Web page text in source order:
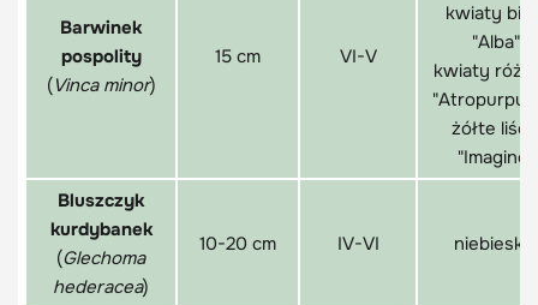
Barwinek
pospolity
(Vinca minor)
15 cm VI-V
kwiaty
"Alba"
kwiaty
żółte
"Imagine"
Bluszczyk
kurdybanek
(Glechoma
hederacea)
10-20 cm IV-VI niebieskie